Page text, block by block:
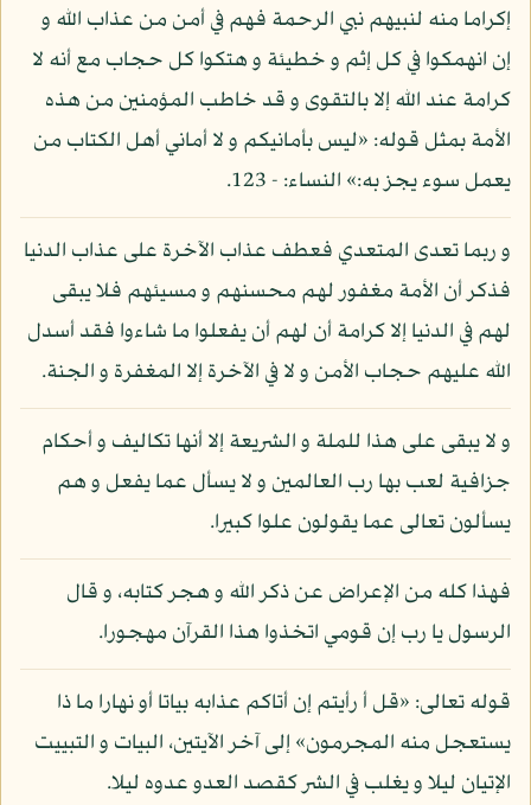
إكراما منه لنبيهم نبي الرحمة فهم في أمن من عذاب الله و
إن انهمكوا في كل إثم و خطيئة و هتكوا كل حجاب مع أنه لا
كرامة عند الله إلا بالتقوى و قد خاطب المؤمنين من هذه
الأمة بمثل قوله: «ليس بأمانيكم و لا أماني أهل الكتاب من
يعمل سوء يجز به:» النساء: - 123.
و ربما تعدى المتعدي فعطف عذاب الآخرة على عذاب الدنيا
فذكر أن الأمة مغفور لهم محسنهم و مسيئهم فلا يبقى
لهم في الدنيا إلا كرامة أن لهم أن يفعلوا ما شاءوا فقد أسدل
الله عليهم حجاب الأمن و لا في الآخرة إلا المغفرة و الجنة.
و لا يبقى على هذا للملة و الشريعة إلا أنها تكاليف و أحكام
جزافية لعب بها رب العالمين و لا يسأل عما يفعل و هم
يسألون تعالى عما يقولون علوا كبيرا.
فهذا كله من الإعراض عن ذكر الله و هجر كتابه، و قال
الرسول يا رب إن قومي اتخذوا هذا القرآن مهجورا.
قوله تعالى: «قل أ رأيتم إن أتاكم عذابه بياتا أو نهارا ما ذا
يستعجل منه المجرمون» إلى آخر الآيتين، البيات و التبييت
الإتيان ليلا و يغلب في الشر كقصد العدو عدوه ليلا.